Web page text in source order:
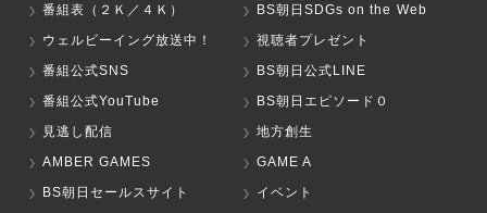
番組表（２Ｋ／４Ｋ）
BS朝日SDGs on the Web
ウェルビーイング放送中！
視聴者プレゼント
番組公式SNS
BS朝日公式LINE
番組公式YouTube
BS朝日エピソード０
見逃し配信
地方創生
AMBER GAMES
GAME A
BS朝日セールスサイト
イベント